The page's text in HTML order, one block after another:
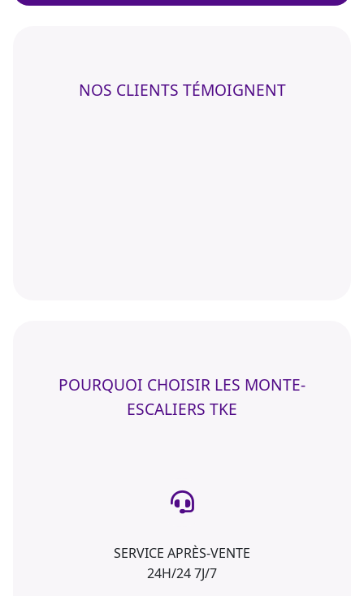
NOS CLIENTS TÉMOIGNENT
POURQUOI CHOISIR LES MONTE-
ESCALIERS TKE
SERVICE APRÈS-VENTE
24H/24 7J/7